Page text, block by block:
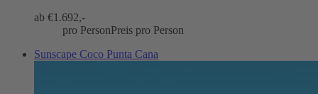
ab €1.692,-
pro PersonPreis pro Person
Sunscape Coco Punta Cana